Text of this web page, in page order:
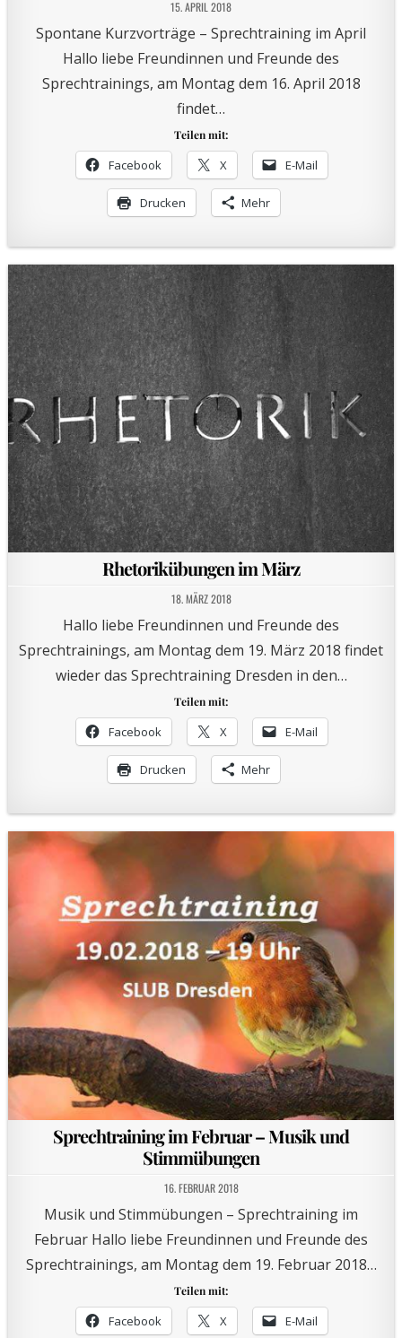
15. APRIL 2018
Spontane Kurzvorträge – Sprechtraining im April
Hallo liebe Freundinnen und Freunde des
Sprechtrainings, am Montag dem 16. April 2018
findet…
Teilen mit:
Facebook X E-Mail
Drucken Mehr
Rhetorikübungen im März
18. MÄRZ 2018
Hallo liebe Freundinnen und Freunde des
Sprechtrainings, am Montag dem 19. März 2018 findet
wieder das Sprechtraining Dresden in den…
Teilen mit:
Facebook X E-Mail
Drucken Mehr
Sprechtraining im Februar – Musik und
Stimmübungen
16. FEBRUAR 2018
Musik und Stimmübungen – Sprechtraining im
Februar Hallo liebe Freundinnen und Freunde des
Sprechtrainings, am Montag dem 19. Februar 2018…
Teilen mit:
Facebook X E-Mail